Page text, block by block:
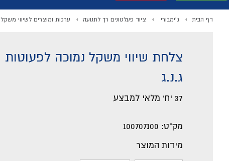
דף הבית ג'ימבורי ציוד פעלטונים רך לתנועה ערכות ומוצרים לשיווי משקל
צלחת שיווי משקל נמוכה לפעוטות
ג.נ.ג
37 יח' מלאי למבצע
מק"ט: 100707100
מידות המוצר